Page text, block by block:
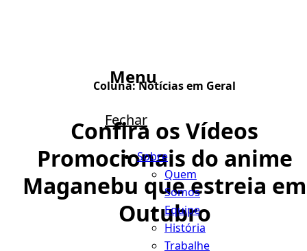
Menu
Fechar
Sobre
Quem
Somos
Equipe
História
Trabalhe
Coluna:Notícias em Geral
Confira os Vídeos
Promocionais do anime
Maganebu que estreia em
Outubro